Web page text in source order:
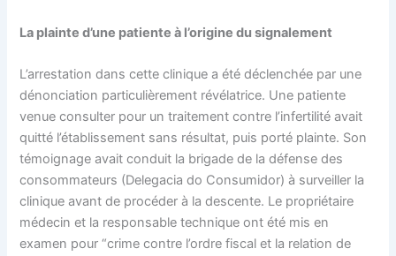
La plainte d’une patiente à l’origine du signalement
L’arrestation dans cette clinique a été déclenchée par une
dénonciation particulièrement révélatrice. Une patiente
venue consulter pour un traitement contre l’infertilité avait
quitté l’établissement sans résultat, puis porté plainte. Son
témoignage avait conduit la brigade de la défense des
consommateurs (Delegacia do Consumidor) à surveiller la
clinique avant de procéder à la descente. Le propriétaire
médecin et la responsable technique ont été mis en
examen pour “crime contre l’ordre fiscal et la relation de